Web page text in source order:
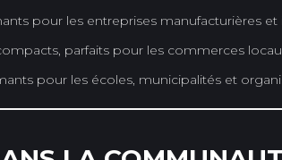
pour les entreprises manufacturières et
parfaits pour les commerces
pour les écoles, municipalités et